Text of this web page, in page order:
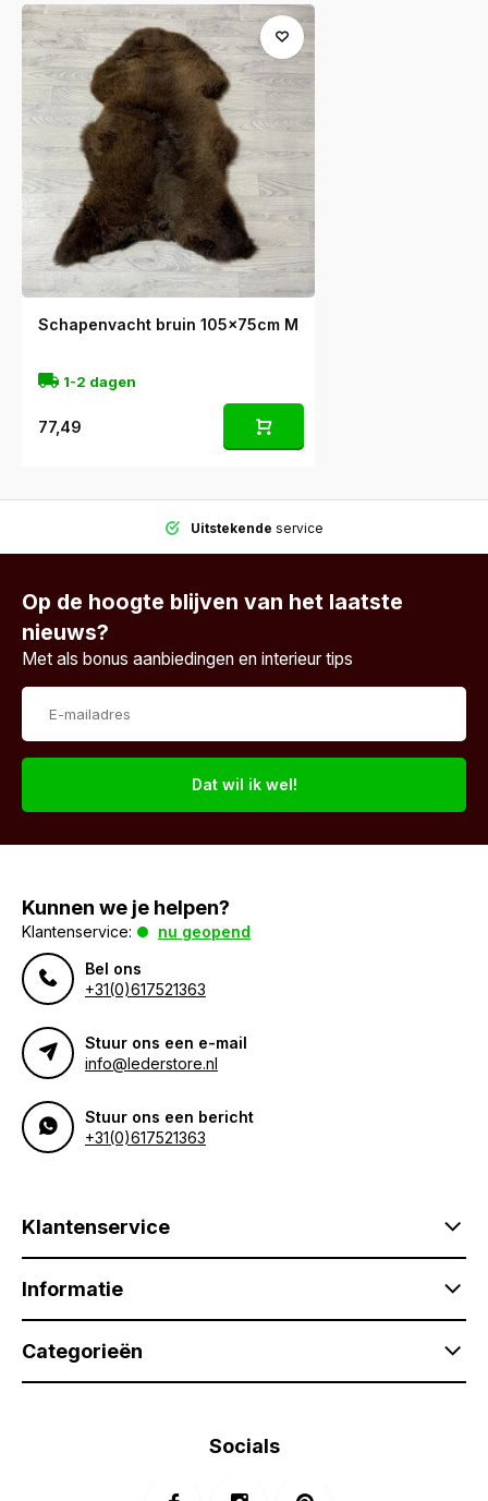
Schapenvacht bruin 105x75cm M
1-2 dagen
77,49
Uitstekende service
Op de hoogte blijven van het laatste
nieuws?
Met als bonus aanbiedingen en interieur tips
Dat wil ik wel!
Kunnen we je helpen?
Klantenservice:
nu geopend
Bel ons
+31(0)617521363
Stuur ons een e-mail
info@lederstore.nl
Stuur ons een bericht
+31(0)617521363
Klantenservice
Informatie
Categorieën
Socials